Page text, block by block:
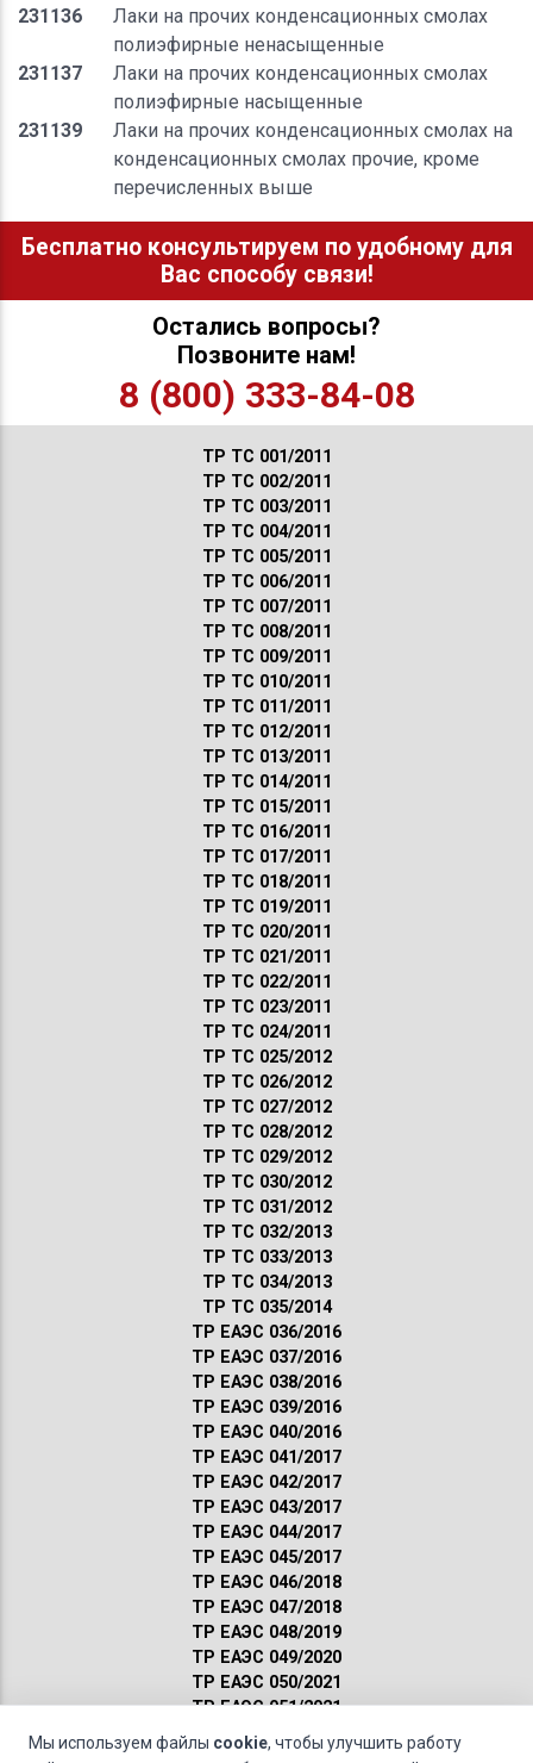
231136
Лаки на прочих конденсационных смолах
полиэфирные ненасыщенные
231137
Лаки на прочих конденсационных смолах
полиэфирные насыщенные
231139
Лаки на прочих конденсационных смолах на
конденсационных смолах прочие, кроме
перечисленных выше
Бесплатно консультируем по удобному для
Вас способу связи!
Остались вопросы?
Позвоните нам!
8 (800) 333-84-08
ТР ТС 001/2011
ТР ТС 002/2011
ТР ТС 003/2011
ТР ТС 004/2011
ТР ТС 005/2011
ТР ТС 006/2011
ТР ТС 007/2011
ТР ТС 008/2011
ТР ТС 009/2011
ТР ТС 010/2011
ТР ТС 011/2011
ТР ТС 012/2011
ТР ТС 013/2011
ТР ТС 014/2011
ТР ТС 015/2011
ТР ТС 016/2011
ТР ТС 017/2011
ТР ТС 018/2011
ТР ТС 019/2011
ТР ТС 020/2011
ТР ТС 021/2011
ТР ТС 022/2011
ТР ТС 023/2011
ТР ТС 024/2011
ТР ТС 025/2012
ТР ТС 026/2012
ТР ТС 027/2012
ТР ТС 028/2012
ТР ТС 029/2012
ТР ТС 030/2012
ТР ТС 031/2012
ТР ТС 032/2013
ТР ТС 033/2013
ТР ТС 034/2013
ТР ТС 035/2014
ТР ЕАЭС 036/2016
ТР ЕАЭС 037/2016
ТР ЕАЭС 038/2016
ТР ЕАЭС 039/2016
ТР ЕАЭС 040/2016
ТР ЕАЭС 041/2017
ТР ЕАЭС 042/2017
ТР ЕАЭС 043/2017
ТР ЕАЭС 044/2017
ТР ЕАЭС 045/2017
ТР ЕАЭС 046/2018
ТР ЕАЭС 047/2018
ТР ЕАЭС 048/2019
ТР ЕАЭС 049/2020
ТР ЕАЭС 050/2021
ТР ЕАЭС 051/2021
Сертификация ГОСТ
Санитарные нормы
Мы используем файлы cookie, чтобы улучшить работу